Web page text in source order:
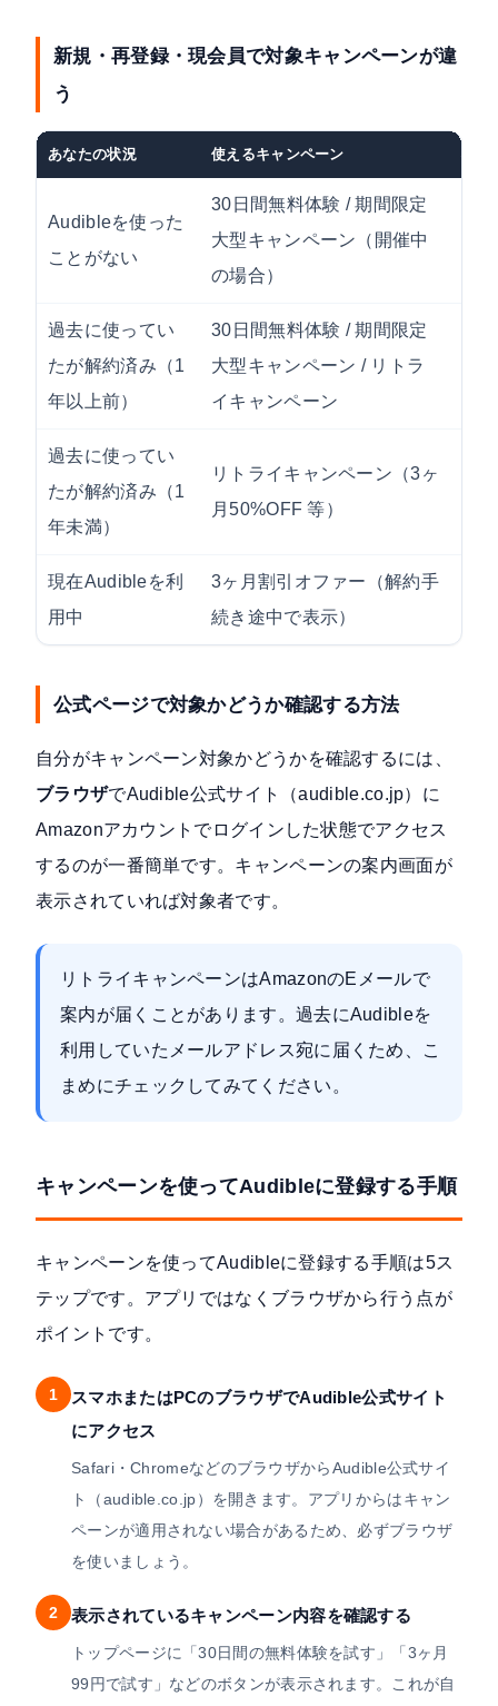
新規・再登録・現会員で対象キャンペーンが違
う
あなたの状況 使えるキャンペーン
Audibleを使った
ことがない
30日間無料体験 / 期間限定
大型キャンペーン（開催中
の場合）
過去に使ってい
たが解約済み（1
年以上前）
30日間無料体験 / 期間限定
大型キャンペーン / リトラ
イキャンペーン
過去に使ってい
たが解約済み（1
年未満）
リトライキャンペーン（3ヶ
月50%OFF 等）
現在Audibleを利
用中
3ヶ月割引オファー（解約手
続き途中で表示）
公式ページで対象かどうか確認する方法
自分がキャンペーン対象かどうかを確認するには、
ブラウザでAudible公式サイト（audible.co.jp）に
Amazonアカウントでログインした状態でアクセス
するのが一番簡単です。キャンペーンの案内画面が
表示されていれば対象者です。
リトライキャンペーンはAmazonのEメールで
案内が届くことがあります。過去にAudibleを
利用していたメールアドレス宛に届くため、こ
まめにチェックしてみてください。
キャンペーンを使ってAudibleに登録する手順
キャンペーンを使ってAudibleに登録する手順は5ス
テップです。アプリではなくブラウザから行う点が
ポイントです。
1
スマホまたはPCのブラウザでAudible公式サイト
にアクセス
Safari・ChromeなどのブラウザからAudible公式サイ
ト（audible.co.jp）を開きます。アプリからはキャン
ペーンが適用されない場合があるため、必ずブラウザ
を使いましょう。
2 表示されているキャンペーン内容を確認する
トップページに「30日間の無料体験を試す」「3ヶ月
99円で試す」などのボタンが表示されます。これが自